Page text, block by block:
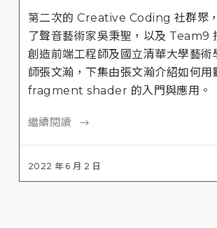
第二次的 Creative Coding 社群聚
了聲音藝術家吳秉聖，以及 Team9
創造前端工程師及國立清華大學藝術
師張文瀚，下集由張文瀚介紹如何用
fragment shader 的入門與應用。
繼續閱讀
2022 年 6 月 2 日